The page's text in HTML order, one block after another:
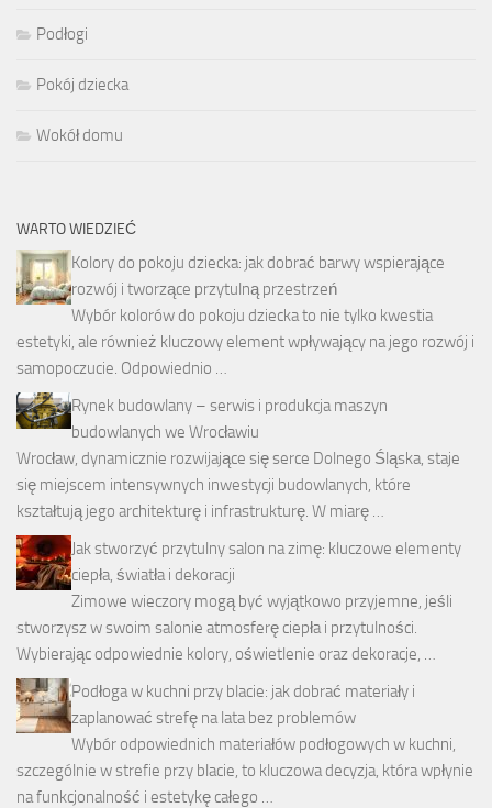
Podłogi
Pokój dziecka
Wokół domu
WARTO WIEDZIEĆ
Kolory do pokoju dziecka: jak dobrać barwy wspierające
rozwój i tworzące przytulną przestrzeń
Wybór kolorów do pokoju dziecka to nie tylko kwestia
estetyki, ale również kluczowy element wpływający na jego rozwój i
samopoczucie. Odpowiednio …
Rynek budowlany – serwis i produkcja maszyn
budowlanych we Wrocławiu
Wrocław, dynamicznie rozwijające się serce Dolnego Śląska, staje
się miejscem intensywnych inwestycji budowlanych, które
kształtują jego architekturę i infrastrukturę. W miarę …
Jak stworzyć przytulny salon na zimę: kluczowe elementy
ciepła, światła i dekoracji
Zimowe wieczory mogą być wyjątkowo przyjemne, jeśli
stworzysz w swoim salonie atmosferę ciepła i przytulności.
Wybierając odpowiednie kolory, oświetlenie oraz dekoracje, …
Podłoga w kuchni przy blacie: jak dobrać materiały i
zaplanować strefę na lata bez problemów
Wybór odpowiednich materiałów podłogowych w kuchni,
szczególnie w strefie przy blacie, to kluczowa decyzja, która wpłynie
na funkcjonalność i estetykę całego …